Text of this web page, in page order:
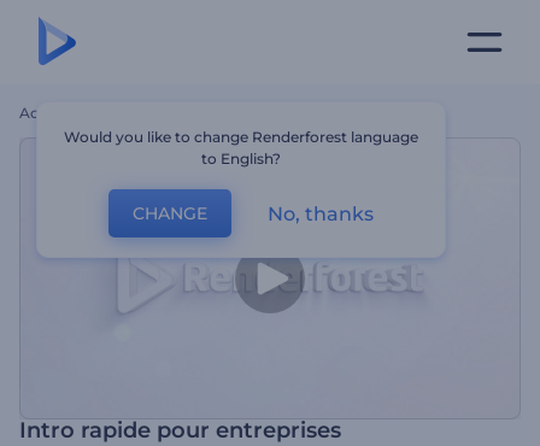
Accueil
Intro rapide pour entreprises
Would you like to change Renderforest language
to English?
CHANGE No, thanks